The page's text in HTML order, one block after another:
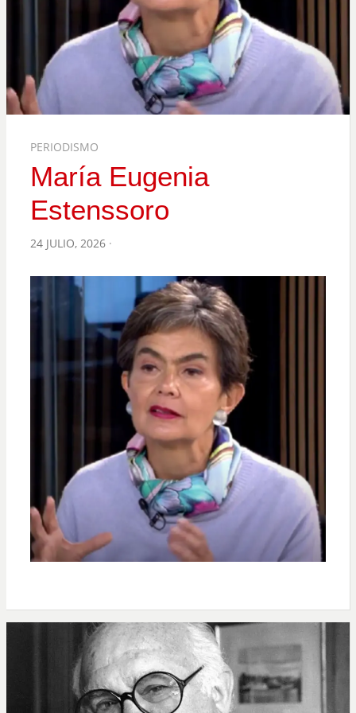
PERIODISMO
María Eugenia
Estenssoro
POSTED
24 JULIO, 2026